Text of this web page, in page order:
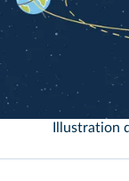
Illustration